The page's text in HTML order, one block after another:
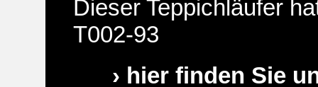
Dieser Teppichläufer
T002-93
› hier finden Sie